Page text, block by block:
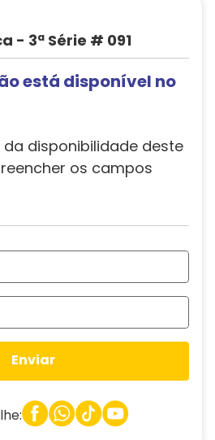
- 3ª Série # 091
está disponível no
da disponibilidade deste
os campos
Enviar